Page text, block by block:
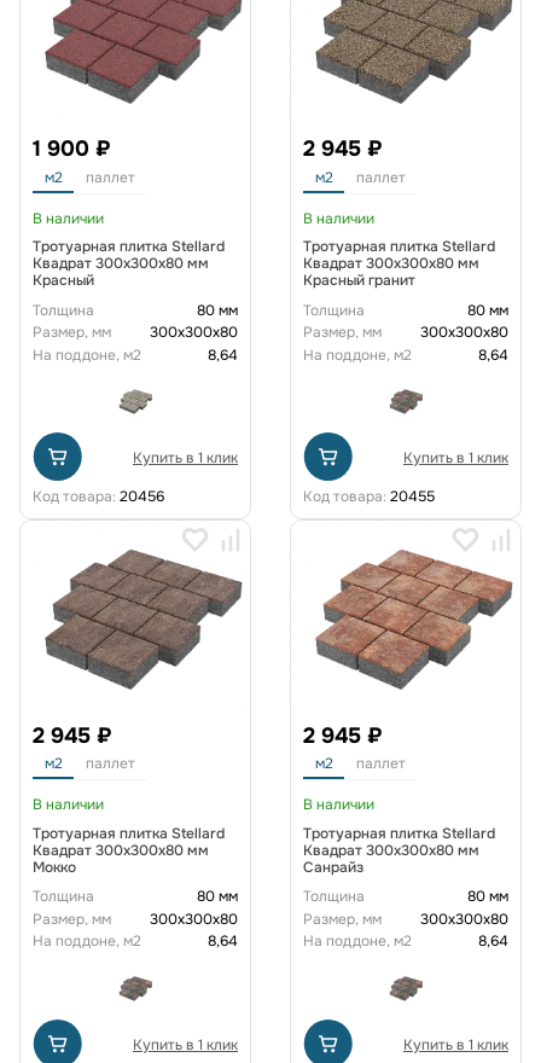
1 900 ₽
м2 паллет
В наличии
Тротуарная плитка Stellard
Квадрат 300x300x80 мм
Красный
Толщина
80 мм
Размер, мм
300х300х80
На поддоне, м2
8,64
Купить в 1 клик
Код товара: 20456
2 945 ₽
м2 паллет
В наличии
Тротуарная плитка Stellard
Квадрат 300x300x80 мм
Красный гранит
Толщина
80 мм
Размер, мм
300х300х80
На поддоне, м2
8,64
Купить в 1 клик
Код товара: 20455
2 945 ₽
м2 паллет
В наличии
Тротуарная плитка Stellard
Квадрат 300x300x80 мм
Мокко
Толщина
80 мм
Размер, мм
300х300х80
На поддоне, м2
8,64
Купить в 1 клик
2 945 ₽
м2 паллет
В наличии
Тротуарная плитка Stellard
Квадрат 300x300x80 мм
Санрайз
Толщина
80 мм
Размер, мм
300х300х80
На поддоне, м2
8,64
Купить в 1 клик